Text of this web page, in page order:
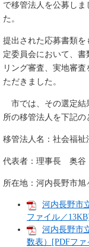
で移管法人を公募し
た。
提出された応募書類
定委員会において、
リング審査、実地審
ただきました。
市では、その選定結
所の移管法人を下記の
移管法人名：社会福
代表者：理事長 奥
所在地：河内長野市旭
河内長野市
ファイル／13KB]
河内長野市
数表）[PDFファ